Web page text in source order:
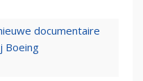
documentaire
Boeing